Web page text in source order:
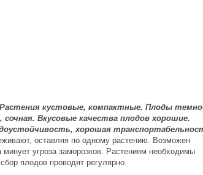
Растения кустовые, компактные. Плоды
Вкусовые качества плодов хорошие.
хорошая
оставляя по одному растению. Возможен
угроза заморозков. Растениям необходимы
плодов проводят регулярно.